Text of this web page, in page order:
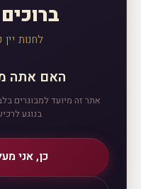
לחנות
האם אתה
אתר זה מיועד למבוגרים
בנוגע
כן, אני מעל